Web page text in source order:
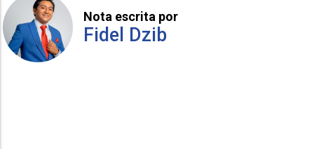
Nota escrita por
Fidel Dzib